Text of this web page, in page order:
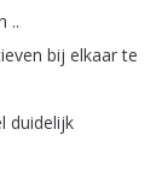
..
bij elkaar te
duidelijk